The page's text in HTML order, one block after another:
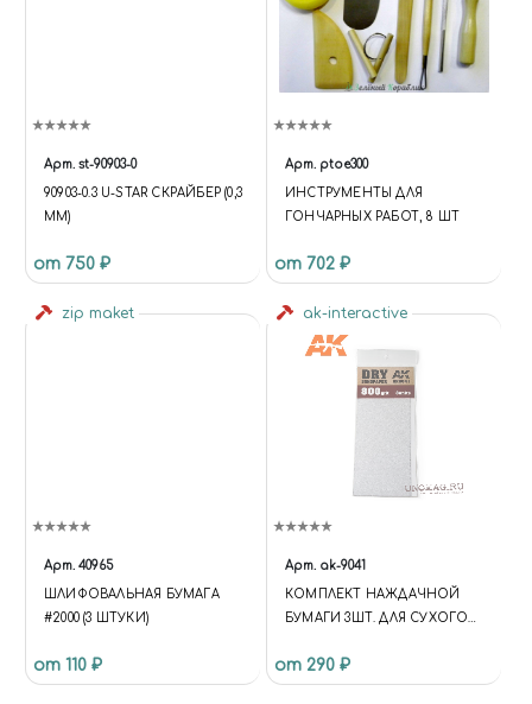
Арт. st-90903-0
90903-0.3 U-STAR СКРАЙБЕР (0,3
ММ)
от 750 ₽
Арт. ptoe300
ИНСТРУМЕНТЫ ДЛЯ
ГОНЧАРНЫХ РАБОТ, 8 ШТ
от 702 ₽
zip maket
Арт. 40965
ШЛИФОВАЛЬНАЯ БУМАГА
#2000 (3 ШТУКИ)
от 110 ₽
ak-interactive
Арт. ak-9041
КОМПЛЕКТ НАЖДАЧНОЙ
БУМАГИ 3ШТ. ДЛЯ СУХОГО
от 290 ₽